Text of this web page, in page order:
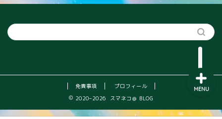
免責事項
プロフィール
2020–2026 スマネコ＠ BLOG
MENU
YouTube